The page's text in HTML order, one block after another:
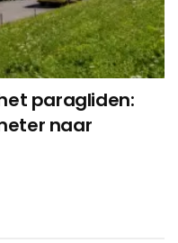
paragliden:
naar